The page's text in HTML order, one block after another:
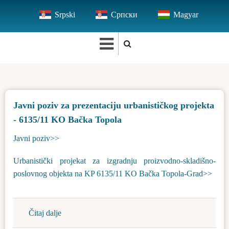
main
Srpski Српски Magyar
Javni poziv za prezentaciju urbanističkog projekta
- 6135/11 KO Bačka Topola
Javni poziv>>
Urbanistički projekat za izgradnju proizvodno-skladišno-
poslovnog objekta na KP 6135/11 KO Bačka Topola-Grad>>
Čitaj dalje
Javni